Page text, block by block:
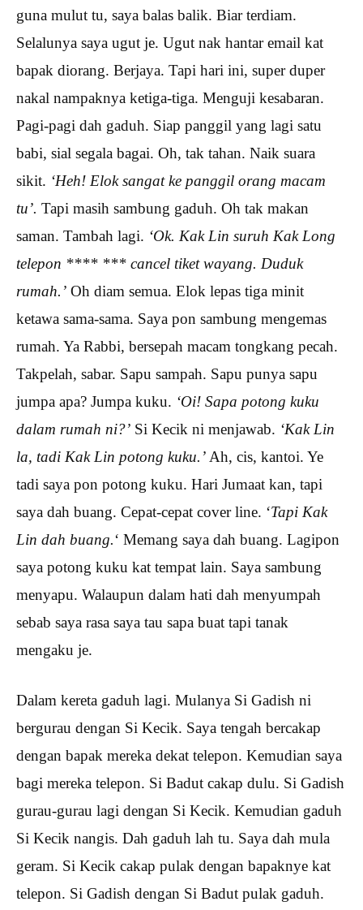
guna mulut tu, saya balas balik. Biar terdiam.
Selalunya saya ugut je. Ugut nak hantar email kat
bapak diorang. Berjaya. Tapi hari ini, super duper
nakal nampaknya ketiga-tiga. Menguji kesabaran.
Pagi-pagi dah gaduh. Siap panggil yang lagi satu
babi, sial segala bagai. Oh, tak tahan. Naik suara
sikit. ‘Heh! Elok sangat ke panggil orang macam
tu’. Tapi masih sambung gaduh. Oh tak makan
saman. Tambah lagi. ‘Ok. Kak Lin suruh Kak Long
telepon **** *** cancel tiket wayang. Duduk
rumah.’ Oh diam semua. Elok lepas tiga minit
ketawa sama-sama. Saya pon sambung mengemas
rumah. Ya Rabbi, bersepah macam tongkang pecah.
Takpelah, sabar. Sapu sampah. Sapu punya sapu
jumpa apa? Jumpa kuku. ‘Oi! Sapa potong kuku
dalam rumah ni?’ Si Kecik ni menjawab. ‘Kak Lin
la, tadi Kak Lin potong kuku.’ Ah, cis, kantoi. Ye
tadi saya pon potong kuku. Hari Jumaat kan, tapi
saya dah buang. Cepat-cepat cover line. ‘Tapi Kak
Lin dah buang.‘ Memang saya dah buang. Lagipon
saya potong kuku kat tempat lain. Saya sambung
menyapu. Walaupun dalam hati dah menyumpah
sebab saya rasa saya tau sapa buat tapi tanak
mengaku je.
Dalam kereta gaduh lagi. Mulanya Si Gadish ni
bergurau dengan Si Kecik. Saya tengah bercakap
dengan bapak mereka dekat telepon. Kemudian saya
bagi mereka telepon. Si Badut cakap dulu. Si Gadish
gurau-gurau lagi dengan Si Kecik. Kemudian gaduh
Si Kecik nangis. Dah gaduh lah tu. Saya dah mula
geram. Si Kecik cakap pulak dengan bapaknye kat
telepon. Si Gadish dengan Si Badut pulak gaduh.